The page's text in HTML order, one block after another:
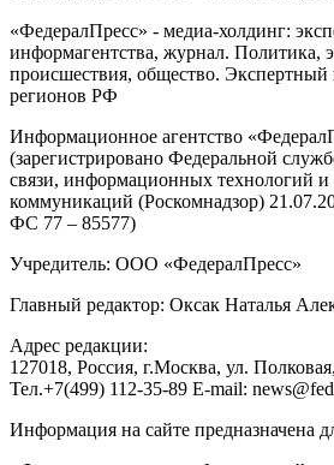
«ФедералПресс» - медиа-холдинг:
информагентства, журнал. Политика,
происшествия, общество. Экспертный
регионов РФ
Информационное агентство
(зарегистрировано Федеральной
связи, информационных технологий и
коммуникаций (Роскомнадзор)
ФС 77 – 85577)
Учредитель: ООО «ФедералПресс»
Главный редактор: Оксак Наталья
Адрес редакции:
127018, Россия, г.Москва, ул.
Тел.+7(499) 112-35-89 E-mail:
Информация на сайте предназначена